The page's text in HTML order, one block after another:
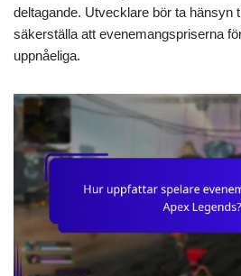
deltagande. Utvecklare bör ta hänsyn
säkerställa att evenemangspriserna
uppnåeliga.